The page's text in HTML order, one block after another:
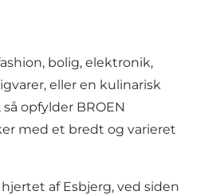
bolig, elektronik,
eller en kulinarisk
opfylder BROEN
med et bredt og varieret
af Esbjerg, ved siden